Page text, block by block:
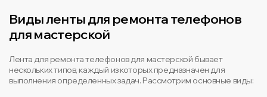
Виды ленты для ремонта телефонов
для мастерской
Лента для ремонта телефонов для мастерской бывает
нескольких типов, каждый из которых предназначен для
выполнения определенных задач. Рассмотрим основные виды: